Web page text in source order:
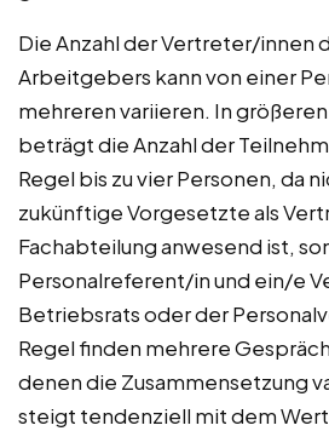
Die Anzahl der Vertreter/innen
Arbeitgebers kann von einer
mehreren variieren. In
beträgt die Anzahl der
Regel bis zu vier Personen, da
zukünftige Vorgesetzte als
Fachabteilung anwesend ist,
Personalreferent/in und ein/e
Betriebsrats oder der
Regel finden mehrere
denen die Zusammensetzung
steigt tendenziell mit dem Wert